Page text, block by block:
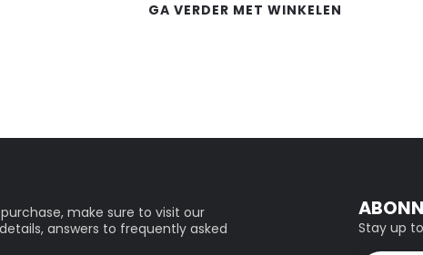
GA VERDER MET WINKELEN
make sure to visit our
answers to frequently asked
Stay up